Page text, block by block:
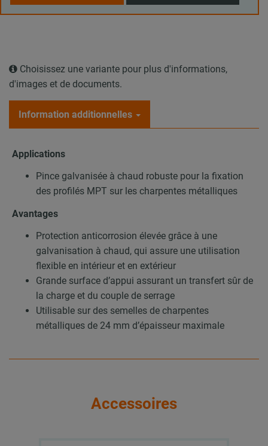
Choisissez une variante pour plus d'informations,
d'images et de documents.
Information additionnelles
Applications
Pince galvanisée à chaud robuste pour la fixation
des profilés MPT sur les charpentes métalliques
Avantages
Protection anticorrosion élevée grâce à une
galvanisation à chaud, qui assure une utilisation
flexible en intérieur et en extérieur
Grande surface d’appui assurant un transfert sûr de
la charge et du couple de serrage
Utilisable sur des semelles de charpentes
métalliques de 24 mm d’épaisseur maximale
Accessoires